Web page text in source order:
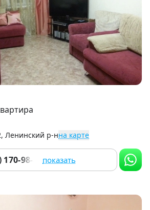
Ленинский р-нна карте
98-86 показать